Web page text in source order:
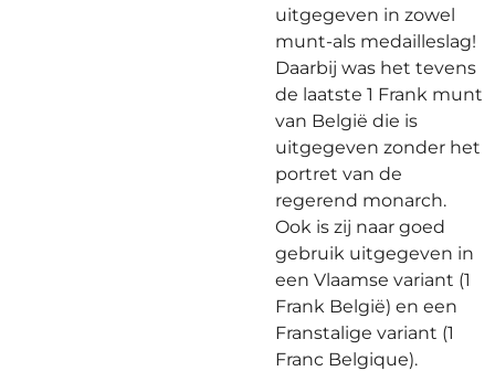
uitgegeven in zowel
munt-als medailleslag!
Daarbij was het tevens
de laatste 1 Frank munt
van België die is
uitgegeven zonder het
portret van de
regerend monarch.
Ook is zij naar goed
gebruik uitgegeven in
een Vlaamse variant (1
Frank België) en een
Franstalige variant (1
Franc Belgique).